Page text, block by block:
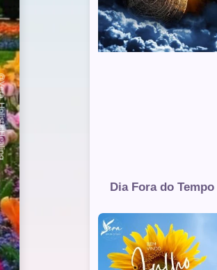
Dia Fora do Tempo